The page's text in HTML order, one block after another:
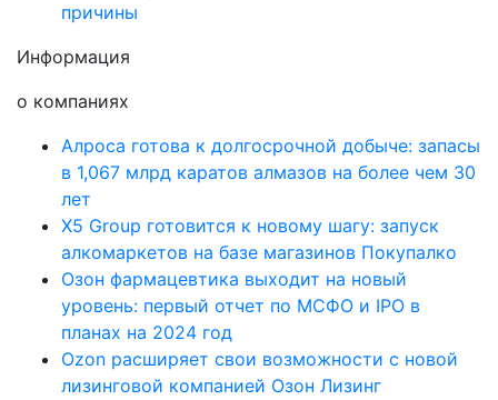
причины
Информация
о компаниях
Алроса готова к долгосрочной добыче: запасы
в 1,067 млрд каратов алмазов на более чем 30
лет
X5 Group готовится к новому шагу: запуск
алкомаркетов на базе магазинов Покупалко
Озон фармацевтика выходит на новый
уровень: первый отчет по МСФО и IPO в
планах на 2024 год
Ozon расширяет свои возможности с новой
лизинговой компанией Озон Лизинг